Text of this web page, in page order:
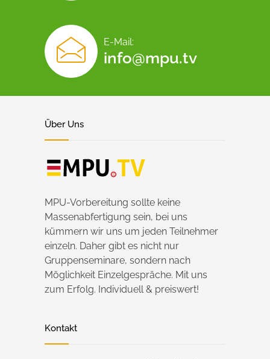
E-Mail:
info@mpu.tv
Über Uns
MPU-Vorbereitung sollte keine
Massenabfertigung sein, bei uns
kümmern wir uns um jeden Teilnehmer
einzeln. Daher gibt es nicht nur
Gruppenseminare, sondern nach
Möglichkeit Einzelgespräche. Mit uns
zum Erfolg. Individuell & preiswert!
Kontakt